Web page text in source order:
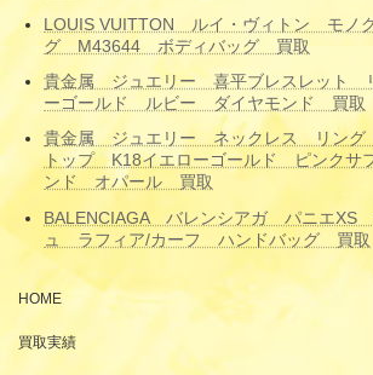
LOUIS VUITTON ルイ・ヴィトン モノ
グ M43644 ボディバッグ 買取
貴金属 ジュエリー 喜平ブレスレット
ーゴールド ルビー ダイヤモンド 買取
貴金属 ジュエリー ネックレス リン
トップ K18イエローゴールド ピンクサ
ンド オパール 買取
BALENCIAGA バレンシアガ パニエXS
ュ ラフィア/カーフ ハンドバッグ 買取
HOME
買取実績